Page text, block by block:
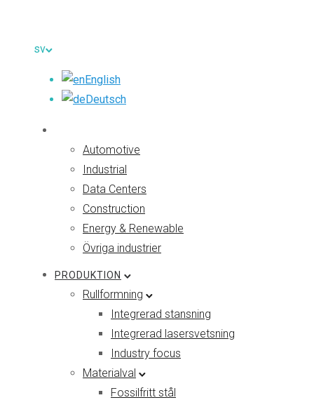
sv
English
Deutsch
Automotive
Industrial
Data Centers
Construction
Energy & Renewable
Övriga industrier
PRODUKTION
Rullformning
Integrerad stansning
Integrerad lasersvetsning
Industry focus
Materialval
Fossilfritt stål